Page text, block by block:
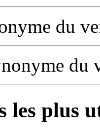
du
du
les plus